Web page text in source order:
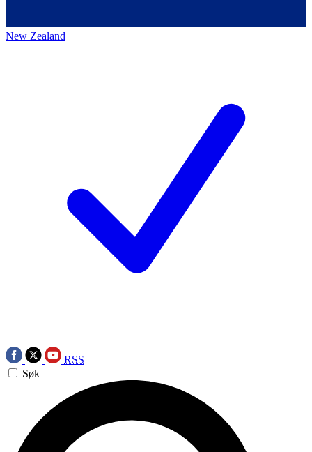
New Zealand
RSS
Søk